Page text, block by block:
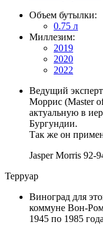
Объем бутылки:
0.75 л
Миллезим:
2019
2020
2022
Ведущий
Моррис (Master
актуальную в
Бургундии.
Так же он
Jasper Morris 92-
Терруар
Виноград для
коммуне Вон-
1945 по 1985